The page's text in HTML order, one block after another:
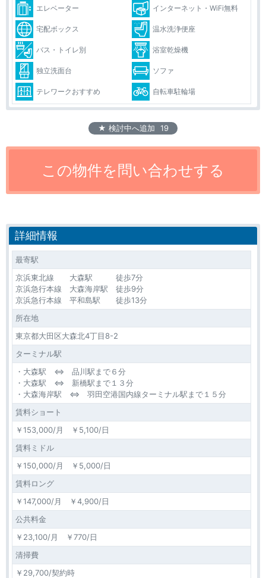
エレベーター インターネット・WiFi無料
宅配ボックス 温水洗浄便座
バス・トイレ別 浴室乾燥機
独立洗面台 ソファ
テレワークおすすめ 自転車駐輪場
★ 検討中へ追加 19
詳細情報
最寄駅
京浜東北線 大森駅 徒歩7分
京浜急行本線 大森海岸駅 徒歩9分
京浜急行本線 平和島駅 徒歩13分
所在地
東京都大田区大森北4丁目8-2
ターミナル駅
・大森駅 ⇔ 品川駅まで６分
・大森駅 ⇔ 新橋駅まで１３分
・大森海岸駅 ⇔ 羽田空港国内線ターミナル駅まで１５分
賃料ショート
￥153,000/月 ￥5,100/日
賃料ミドル
￥150,000/月 ￥5,000/日
賃料ロング
￥147,000/月 ￥4,900/日
公共料金
￥23,100/月 ￥770/日
清掃費
￥29,700/契約時